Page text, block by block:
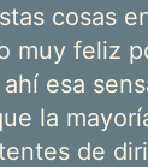
cosas
muy feliz
esa
la
de